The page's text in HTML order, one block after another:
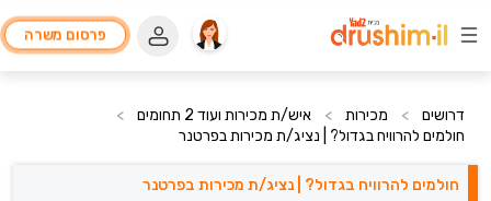
פרסום משרה
דרושים > מכירות > איש/ת מכירות ועוד 2 תחומים
>
חולמים להרוויח בגדול? | נציג/ת מכירות בפרטנר
חולמים להרוויח בגדול? | נציג/ת מכירות בפרטנר